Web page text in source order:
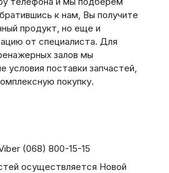
к нам, Вы получите
продукт, но еще и
от специалиста. Для
залов мы
условия поставки запчастей,
покупку.
(068) 800-15-15
осуществляется Новой